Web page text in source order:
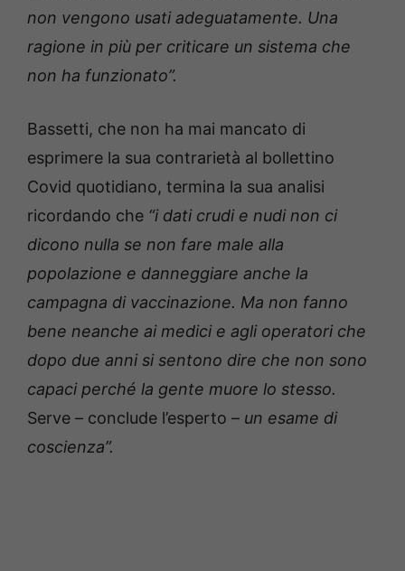
non vengono usati adeguatamente. Una
ragione in più per criticare un sistema che
non ha funzionato”.
Bassetti, che non ha mai mancato di
esprimere la sua contrarietà al bollettino
Covid quotidiano, termina la sua analisi
ricordando che “i dati crudi e nudi non ci
dicono nulla se non fare male alla
popolazione e danneggiare anche la
campagna di vaccinazione. Ma non fanno
bene neanche ai medici e agli operatori che
dopo due anni si sentono dire che non sono
capaci perché la gente muore lo stesso.
Serve – conclude l’esperto – un esame di
coscienza”.